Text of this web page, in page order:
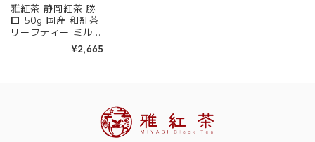
雅紅茶 静岡紅茶 勝
田 50g 国産 和紅茶
リーフティー ミルク
ティー向き 茶園ごと
の個性を味わう主力
¥2,665